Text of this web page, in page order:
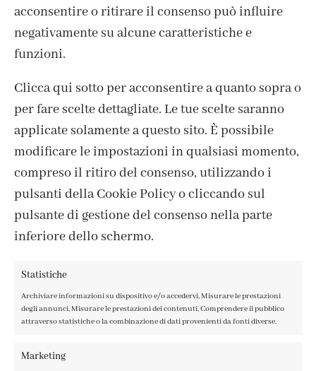
acconsentire o ritirare il consenso può influire
negativamente su alcune caratteristiche e
funzioni.
Clicca qui sotto per acconsentire a quanto sopra o
per fare scelte dettagliate. Le tue scelte saranno
applicate solamente a questo sito. È possibile
modificare le impostazioni in qualsiasi momento,
compreso il ritiro del consenso, utilizzando i
pulsanti della Cookie Policy o cliccando sul
pulsante di gestione del consenso nella parte
inferiore dello schermo.
Statistiche
Archiviare informazioni su dispositivo e/o accedervi, Misurare le prestazioni
degli annunci, Misurare le prestazioni dei contenuti, Comprendere il pubblico
attraverso statistiche o la combinazione di dati provenienti da fonti diverse.
Marketing
ISCRIVITI ALLA NEWSLETTER
CONTATTI